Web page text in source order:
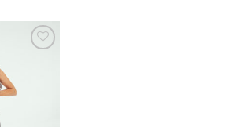
ulubionych